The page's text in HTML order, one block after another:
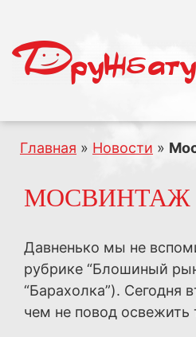
Главная » Новости »
МОСВИНТАЖ
Давненько мы не
рубрике “Блошиный
“Барахолка”). Сегодня
чем не повод освежить